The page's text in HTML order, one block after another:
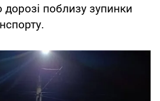
дорозі поблизу зупинки